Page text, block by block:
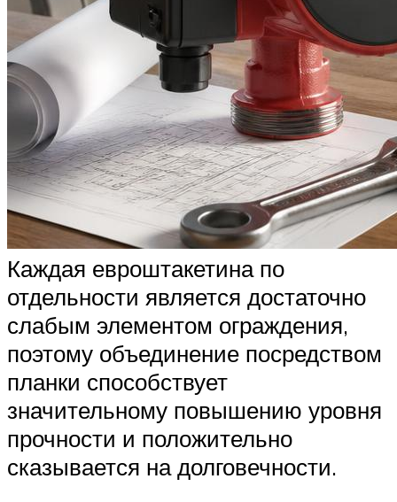
Каждая евроштакетина по
отдельности является достаточно
слабым элементом ограждения,
поэтому объединение посредством
планки способствует
значительному повышению уровня
прочности и положительно
сказывается на долговечности.